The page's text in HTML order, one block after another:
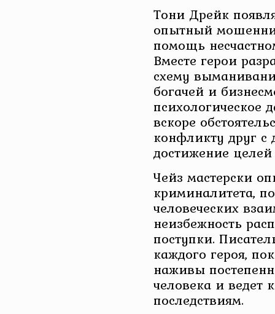
Тони Дрейк
опытный
помощь
Вместе герои
схему
богачей и
психологическое
вскоре
конфликту друг с
достижение
Чейз мастерски
криминалитета,
человеческих
неизбежность
поступки.
каждого героя,
наживы
человека и ведет
последствиям.